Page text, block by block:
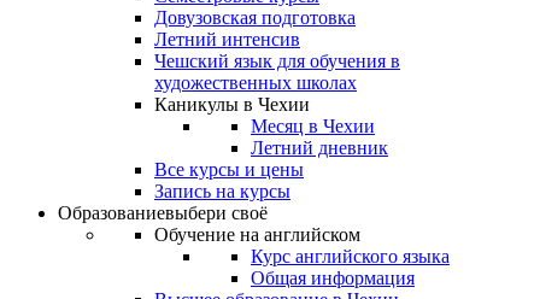
Довузовская подготовка
Летний интенсив
Чешский язык для обучения в
художественных школах
Каникулы в Чехии
Месяц в Чехии
Летний дневник
Все курсы и цены
Запись на курсы
Образованиевыбери своё
Обучение на английском
Курс английского языка
Общая информация